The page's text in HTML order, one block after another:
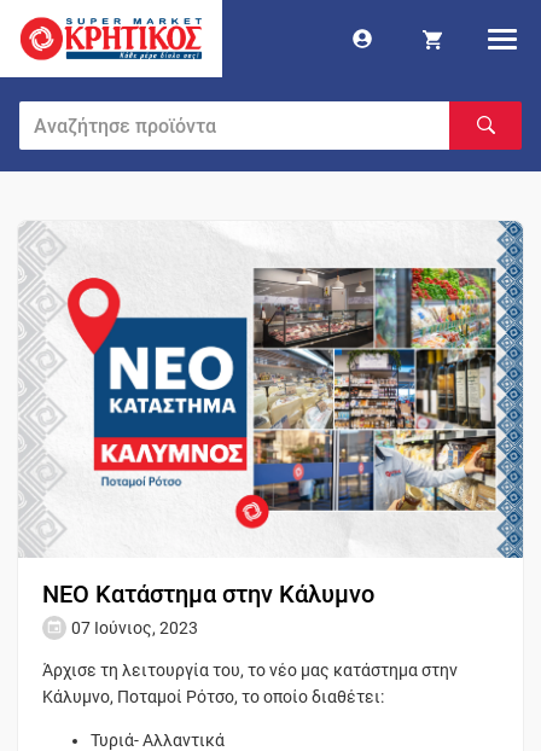
ΝΕΟ Κατάστημα στην Κάλυμνο
07 Ιούνιος, 2023
Άρχισε τη λειτουργία του, το νέο μας κατάστημα στην
Κάλυμνο, Ποταμοί Ρότσο, το οποίο διαθέτει:
Τυριά- Αλλαντικά